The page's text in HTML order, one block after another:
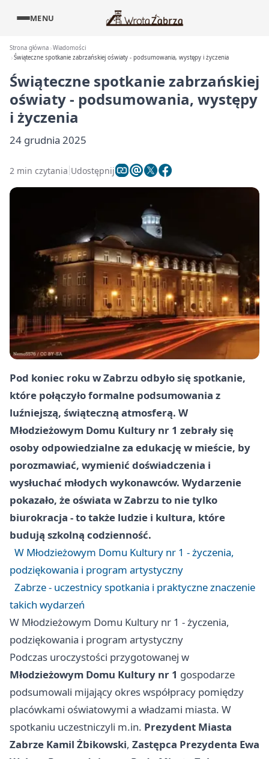
MENU
Strona główna Wiadomości
Świąteczne spotkanie zabrzańskiej oświaty - podsumowania, występy i życzenia
Świąteczne spotkanie zabrzańskiej
oświaty - podsumowania, występy
i życzenia
24 grudnia 2025
2 min czytania Udostępnij
Pod koniec roku w Zabrzu odbyło się spotkanie,
które połączyło formalne podsumowania z
luźniejszą, świąteczną atmosferą. W
Młodzieżowym Domu Kultury nr 1 zebrały się
osoby odpowiedzialne za edukację w mieście, by
porozmawiać, wymienić doświadczenia i
wysłuchać młodych wykonawców. Wydarzenie
pokazało, że oświata w Zabrzu to nie tylko
biurokracja - to także ludzie i kultura, które
budują szkolną codzienność.
W Młodzieżowym Domu Kultury nr 1 - życzenia,
podziękowania i program artystyczny
Zabrze - uczestnicy spotkania i praktyczne znaczenie
takich wydarzeń
W Młodzieżowym Domu Kultury nr 1 - życzenia,
podziękowania i program artystyczny
Podczas uroczystości przygotowanej w
Młodzieżowym Domu Kultury nr 1 gospodarze
podsumowali mijający okres współpracy pomiędzy
placówkami oświatowymi a władzami miasta. W
spotkaniu uczestniczyli m.in. Prezydent Miasta
Zabrze Kamil Żbikowski, Zastępca Prezydenta Ewa